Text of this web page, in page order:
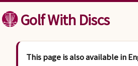
コンテンツへスキップ
Golf With Discs
This page is also available in